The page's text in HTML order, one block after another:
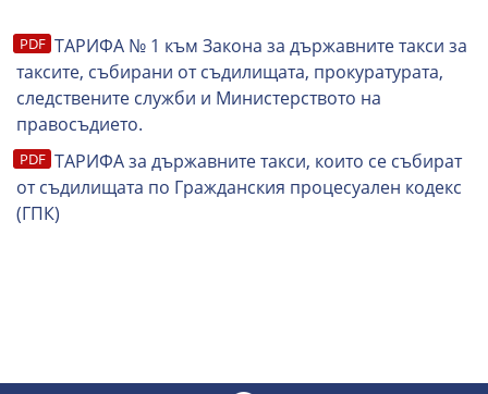
ТАРИФА № 1 към Закона за държавните такси за
таксите, събирани от съдилищата, прокуратурата,
следствените служби и Министерството на
правосъдието.
ТАРИФА за държавните такси, които се събират
от съдилищата по Гражданския процесуален кодекс
(ГПК)